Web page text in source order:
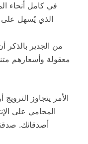
في كامل أنحاء
الذي يُسهل على
من الجدير
معقولة وأسعارهم
الأمر يتجاوز
المحامي على
أصدقائك.